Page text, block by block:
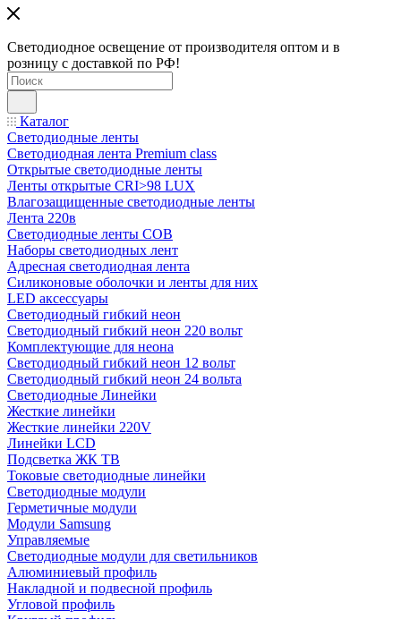
Светодиодное освещение от производителя оптом и в
розницу с доставкой по РФ!
Каталог
Светодиодные ленты
Светодиодная лента Premium class
Открытые светодиодные ленты
Ленты открытые CRI>98 LUX
Влагозащищенные светодиодные ленты
Лента 220в
Светодиодные ленты COB
Наборы светодиодных лент
Адресная светодиодная лента
Силиконовые оболочки и ленты для них
LED аксессуары
Светодиодный гибкий неон
Светодиодный гибкий неон 220 вольт
Комплектующие для неона
Светодиодный гибкий неон 12 вольт
Светодиодный гибкий неон 24 вольта
Светодиодные Линейки
Жесткие линейки
Жесткие линейки 220V
Линейки LCD
Подсветка ЖК ТВ
Токовые светодиодные линейки
Светодиодные модули
Герметичные модули
Модули Samsung
Управляемые
Светодиодные модули для светильников
Алюминиевый профиль
Накладной и подвесной профиль
Угловой профиль